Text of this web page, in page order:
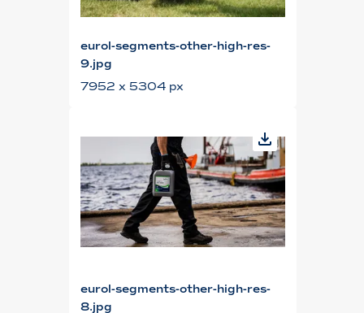
eurol-segments-other-high-res-
9.jpg
7952 x 5304 px
eurol-segments-other-high-res-
8.jpg